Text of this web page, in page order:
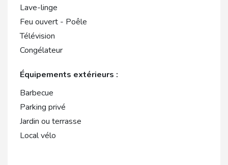
Lave-linge
Feu ouvert - Poêle
Télévision
Congélateur
Équipements extérieurs :
Barbecue
Parking privé
Jardin ou terrasse
Local vélo